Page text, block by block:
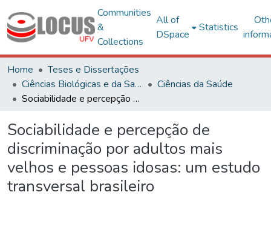
Communities
&
Collections
All of
DSpace
Statistics
Home
Teses e Dissertações
Ciências Biológicas e da Saúde
Ciências da Saúde
Sociabilidade e percepção de discriminação por adultos mais velhos e pessoas idosas: um estudo transversal brasileiro
Sociabilidade e percepção de
discriminação por adultos mais
velhos e pessoas idosas: um estudo
transversal brasileiro